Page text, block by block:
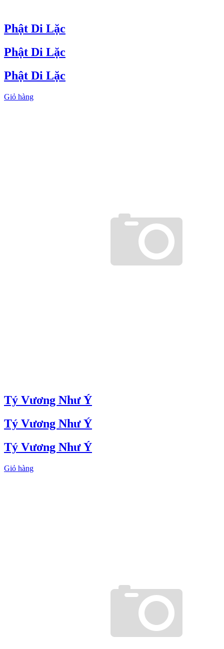
Phật Di Lặc
Phật Di Lặc
Phật Di Lặc
Giỏ hàng
Tý Vương Như Ý
Tý Vương Như Ý
Tý Vương Như Ý
Giỏ hàng